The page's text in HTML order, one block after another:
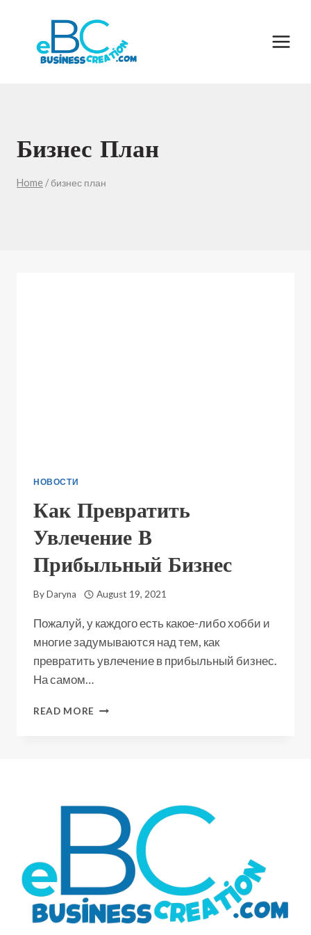
content
Бизнес План
Home / бизнес план
НОВОСТИ
Как Превратить
Увлечение В
Прибыльный Бизнес
ByDaryna August 19, 2021
Пожалуй, у каждого есть какое-либо хобби и
многие задумываются над тем, как
превратить увлечение в прибыльный бизнес.
На самом…
READ MORE КАК